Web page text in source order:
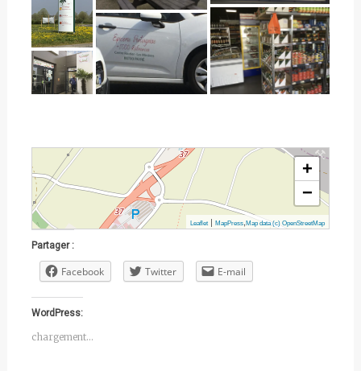
+
−
Leaflet |MapPress,Map data (c) OpenStreetMap
Partager :
Facebook Twitter E-mail
WordPress:
chargement…